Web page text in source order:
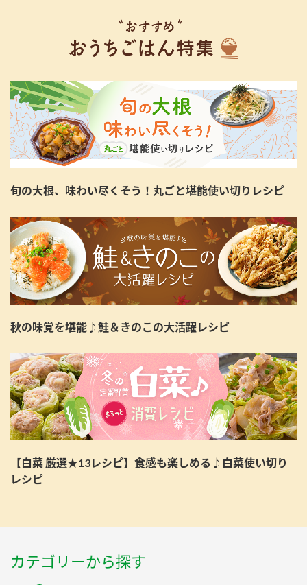
旬の大根、味わい尽くそう！丸ごと堪能使い切りレシピ
秋の味覚を堪能♪鮭＆きのこの大活躍レシピ
【白菜 厳選★13レシピ】食感も楽しめる♪白菜使い切り
レシピ
カテゴリーから探す